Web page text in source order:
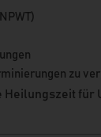
zu
Heilungszeit für